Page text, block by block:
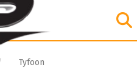
Tyfoon